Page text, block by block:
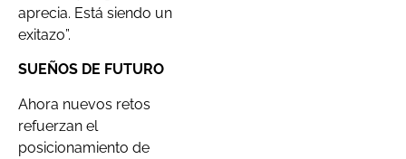
aprecia. Está siendo un
exitazo”.
SUEÑOS DE FUTURO
Ahora nuevos retos
refuerzan el
posicionamiento de